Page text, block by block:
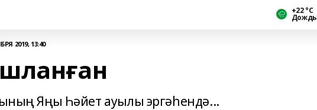
+22 °С
Дождь
2019, 13:40
Яңы Һәйет ауылы эргәһендә...